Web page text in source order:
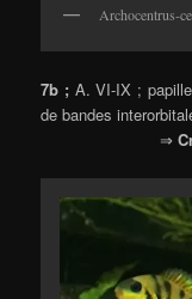
Archocentrus-
7b ; A. VI-IX ;
de
⇒